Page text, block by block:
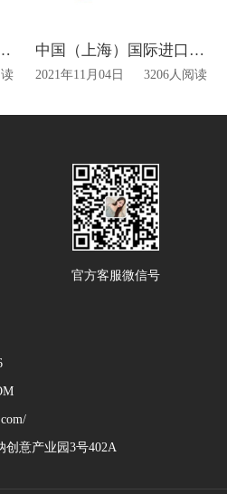
会搭建公司专题 中国（上海）国际进口博览会将于明天正式开幕
2021年11月04日 3206人阅读
官方客服微信号
创意产业园3号402A